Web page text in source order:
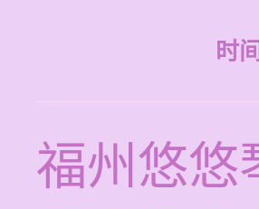
时
福州悠悠